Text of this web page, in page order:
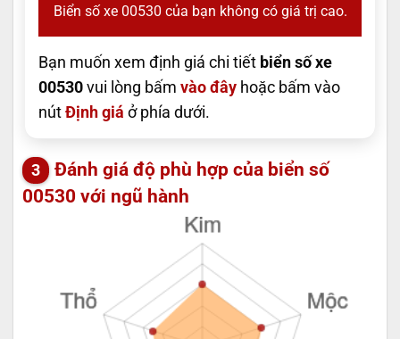
Biển số xe 00530 của bạn không có giá trị cao.
Bạn muốn xem định giá chi tiết biển số xe
00530 vui lòng bấm vào đây hoặc bấm vào
nút Định giá ở phía dưới.
Đánh giá độ phù hợp của biển số
00530 với ngũ hành